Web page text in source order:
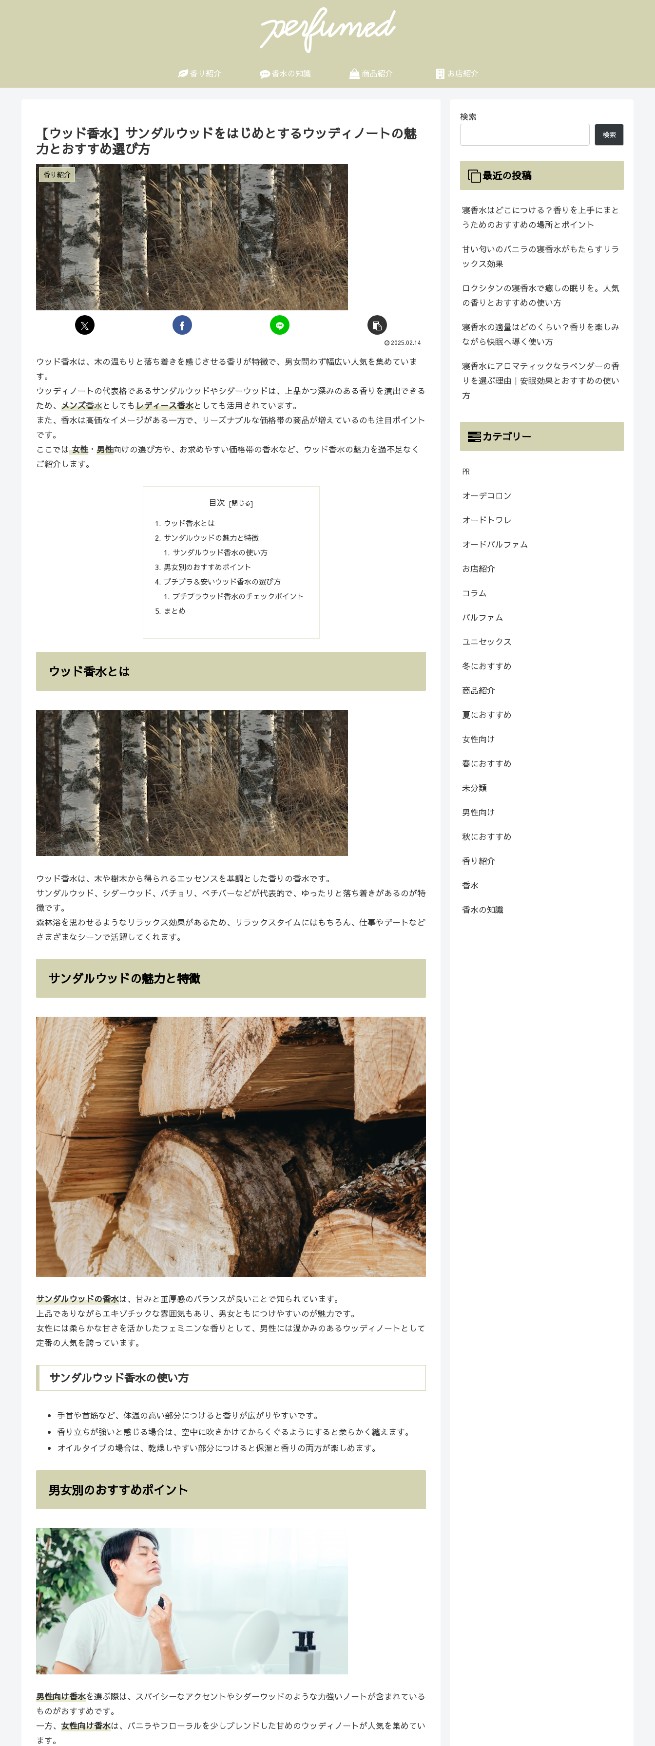
香り紹介 香水の知識 商品紹介 お店紹介
【ウッド香水】サンダルウッドをはじめとするウッディノートの魅
力とおすすめ選び方
香り紹介
2025.02.14
ウッド香水は、木の温もりと落ち着きを感じさせる香りが特徴で、男女問わず幅広い人気を集めていま
す。
ウッディノートの代表格であるサンダルウッドやシダーウッドは、上品かつ深みのある香りを演出できる
ため、 メンズ香水としてもレディース香水としても活用されています。
また、香水は高価なイメージがある一方で、リーズナブルな価格帯の商品が増えているのも注目ポイント
です。
ここでは女性・ 男性向けの選び方や、お求めやすい価格帯の香水など、ウッド香水の魅力を過不足なく
ご紹介します。
目次
ウッド香水とは
サンダルウッドの魅力と特徴
サンダルウッド香水の使い方
男女別のおすすめポイント
プチプラ＆安いウッド香水の選び方
プチプラウッド香水のチェックポイント
まとめ
ウッド香水とは
ウッド香水は、木や樹木から得られるエッセンスを基調とした香りの香水です。
サンダルウッド、シダーウッド、パチョリ、ベチバーなどが代表的で、ゆったりと落ち着きがあるのが特
徴です。
森林浴を思わせるようなリラックス効果があるため、リラックスタイムにはもちろん、仕事やデートなど
さまざまなシーンで活躍してくれます。
サンダルウッドの魅力と特徴
サンダルウッドの香水は、甘みと重厚感のバランスが良いことで知られています。
上品でありながらエキゾチックな雰囲気もあり、男女ともにつけやすいのが魅力です。
女性には柔らかな甘さを活かしたフェミニンな香りとして、男性には温かみのあるウッディノートとして
定番の人気を誇っています。
サンダルウッド香水の使い方
手首や首筋など、体温の高い部分につけると香りが広がりやすいです。
香り立ちが強いと感じる場合は、空中に吹きかけてからくぐるようにすると柔らかく纏えます。
オイルタイプの場合は、乾燥しやすい部分につけると保湿と香りの両方が楽しめます。
男女別のおすすめポイント
男性向け香水を選ぶ際は、スパイシーなアクセントやシダーウッドのような力強いノートが含まれている
ものがおすすめです。
一方、 女性向け香水は、バニラやフローラルを少しブレンドした甘めのウッディノートが人気を集めてい
ます。
検索
検索
最近の投稿
寝香水はどこにつける？香りを上手にまと
うためのおすすめの場所とポイント
甘い匂いのバニラの寝香水がもたらすリラ
ックス効果
ロクシタンの寝香水で癒しの眠りを。人気
の香りとおすすめの使い方
寝香水の適量はどのくらい？香りを楽しみ
ながら快眠へ導く使い方
寝香水にアロマティックなラベンダーの香
りを選ぶ理由｜安眠効果とおすすめの使い
方
カテゴリー
㏚
オーデコロン
オードトワレ
オードパルファム
お店紹介
コラム
パルファム
ユニセックス
冬におすすめ
商品紹介
夏におすすめ
女性向け
春におすすめ
未分類
男性向け
秋におすすめ
香り紹介
香水
香水の知識